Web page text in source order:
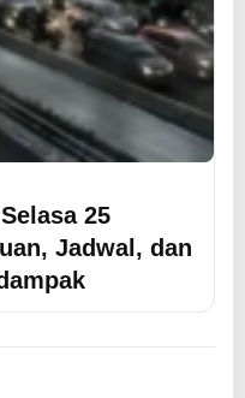
25
Jadwal, dan